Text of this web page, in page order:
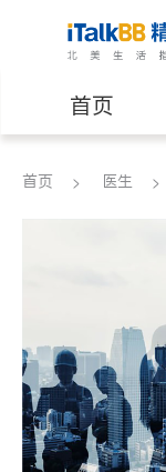
首页
医生
养老
首页 医生